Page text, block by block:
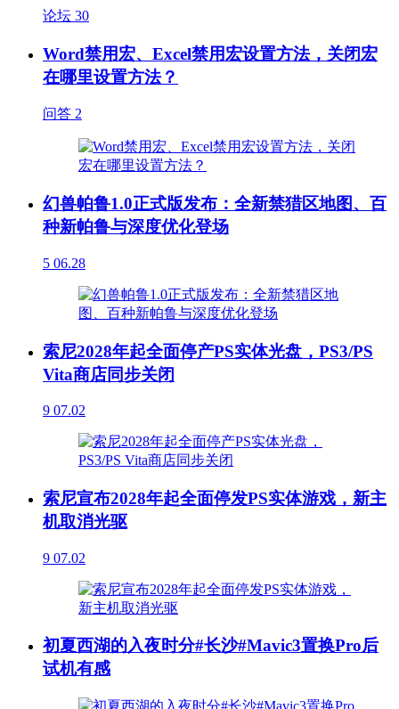
论坛 30
Word禁用宏、Excel禁用宏设置方法，关闭宏
在哪里设置方法？
问答 2
幻兽帕鲁1.0正式版发布：全新禁猎区地图、百
种新帕鲁与深度优化登场
5 06.28
索尼2028年起全面停产PS实体光盘，PS3/PS
Vita商店同步关闭
9 07.02
索尼宣布2028年起全面停发PS实体游戏，新主
机取消光驱
9 07.02
初夏西湖的入夜时分#长沙#Mavic3置换Pro后
试机有感